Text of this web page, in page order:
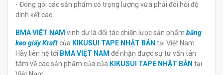
- Đóng gói các sản phẩm có trọng lượng vừa phải đòi hỏi độ
dính kết cao.
BMA VIỆT NAM vinh dự là đối tác chiến lược sản phẩm băng
keo giấy Kraftcủa KIKUSUI TAPE NHẬT BẢN tại Việt Nam.
Hãy liên hệ tới BMA VIỆT NAM để nhận được sự tư vấn tân
tâm về các sản phẩm của của KIKUSUI TAPE NHẬT BẢN tại